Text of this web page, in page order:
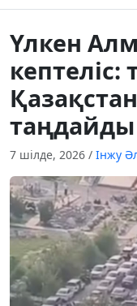
Үлкен
кептеліс:
таңдайды
7 шілде, 2026 / Інжу